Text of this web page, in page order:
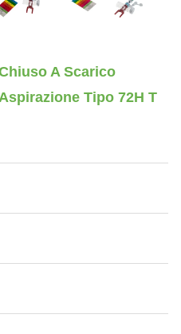
A Scarico
Tipo 72H T